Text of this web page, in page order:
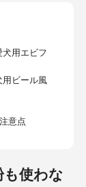
用エビフ
ビール風
意点
使わな